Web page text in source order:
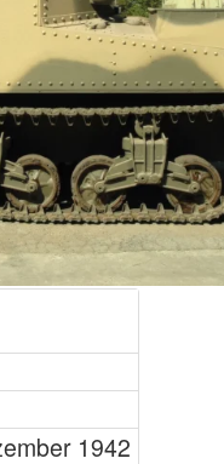
1942